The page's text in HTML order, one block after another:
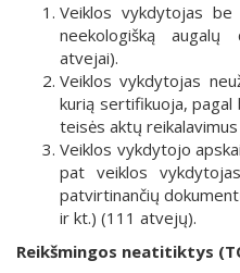
Veiklos vykdytojas be
neekologišką augalų
atvejai).
Veiklos vykdytojas
kurią sertifikuoja, pagal
teisės aktų
Veiklos vykdytojo
pat veiklos
patvirtinančių
ir kt.) (111 atvejų).
Reikšmingos neatitiktys